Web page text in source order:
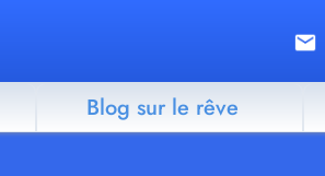
Blog sur le rêve